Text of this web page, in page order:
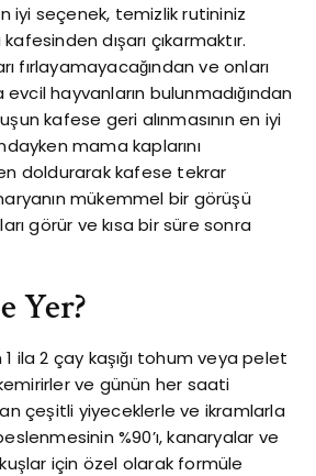
iyi seçenek, temizlik rutininiz
dışarı çıkarmaktır.
fırlayamayacağından ve onları
hayvanların bulunmadığından
kafese geri alınmasının en iyi
mama kaplarını
doldurarak kafese tekrar
mükemmel bir görüşü
görür ve kısa bir süre sonra
Yer?
ila 2 çay kaşığı tohum veya pelet
ve günün her saati
çeşitli yiyeceklerle ve ikramlarla
%90’ı, kanaryalar ve
için özel olarak formüle